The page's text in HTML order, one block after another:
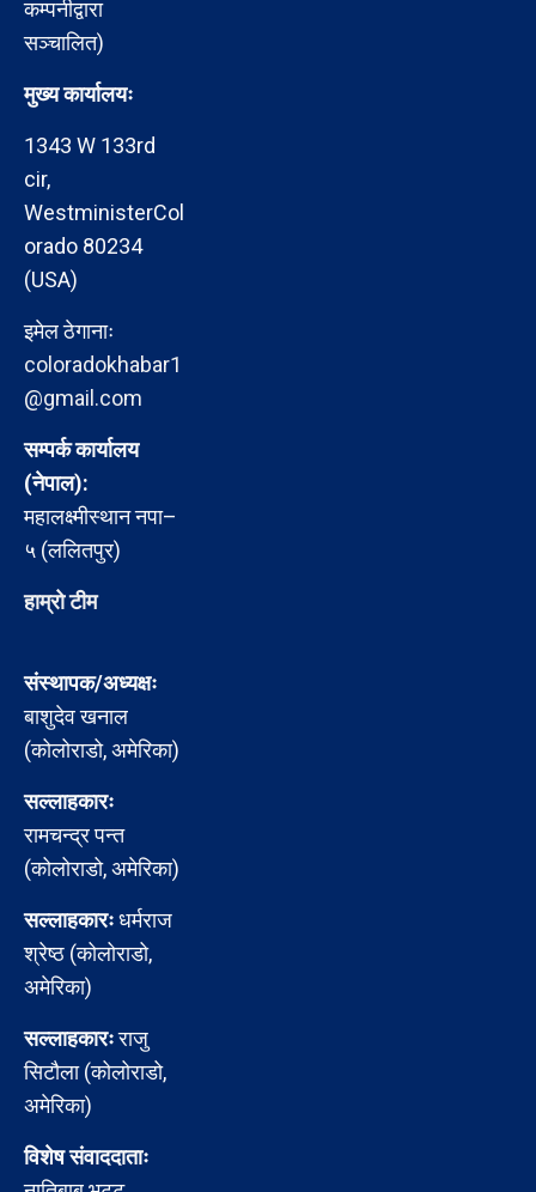
कम्पनीद्वारा
सञ्चालित)
मुख्य कार्यालयः
1343 W 133rd
cir,
WestministerCol
orado 80234
(USA)
इमेल ठेगानाः
coloradokhabar1
@gmail.com
सम्पर्क कार्यालय
(नेपाल):
महालक्ष्मीस्थान नपा–
५ (ललितपुर)
हाम्रो टीम
संस्थापक/अध्यक्षः
बाशुदेव खनाल
(कोलोराडो, अमेरिका)
सल्लाहकारः
रामचन्द्र पन्त
(कोलोराडो, अमेरिका)
सल्लाहकारःधर्मराज
श्रेष्ठ (कोलोराडो,
अमेरिका)
सल्लाहकारःराजु
सिटौला (कोलोराडो,
अमेरिका)
विशेष संवाददाताः